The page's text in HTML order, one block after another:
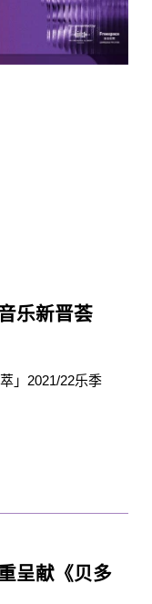
乐新晋荟
」2021/22乐季
呈献《贝多